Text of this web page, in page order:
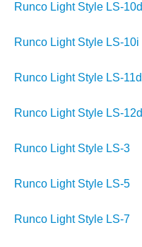
Runco Light Style LS-10d
Runco Light Style LS-10i
Runco Light Style LS-11d
Runco Light Style LS-12d
Runco Light Style LS-3
Runco Light Style LS-5
Runco Light Style LS-7